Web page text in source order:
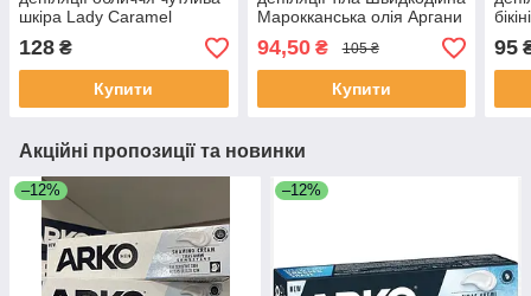
шкіра Lady Caramel
128 ₴
Купити
Марокканська олія Аргани
94,50₴ 105 ₴
Купити
95
Акційні пропозиції та новинки
–12% –12%